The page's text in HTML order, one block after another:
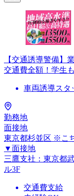
【交通誘導警備】
交通費全額！学生
車両誘導スタ
勤務地
面接地
東京都杉並区 ※こ
▼面接地
三鷹支社：東京都
ル3F
交通費支給